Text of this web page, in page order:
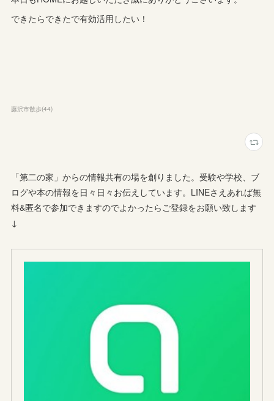
できたらできたで有効活用したい！
藤沢市散歩(44)
「第二の家」からの情報共有の場を創りました。受験や学校、ブ
ログや本の情報を日々日々お伝えしています。LINEさえあれば無
料&匿名で参加できますのでよかったらご登録をお願い致します
↓